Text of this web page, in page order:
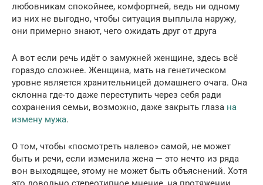
любовникам спокойнее, комфортней, ведь ни одному
из них не выгодно, чтобы ситуация выплыла наружу,
они примерно знают, чего ожидать друг от друга
А вот если речь идёт о замужней женщине, здесь всё
гораздо сложнее. Женщина, мать на генетическом
уровне является хранительницей домашнего очага. Она
склонна где-то даже переступить через себя ради
сохранения семьи, возможно, даже закрыть глаза на
измену мужа.
О том, чтобы «посмотреть налево» самой, не может
быть и речи, если изменила жена — это нечто из ряда
вон выходящее, этому не может быть объяснений. Хотя